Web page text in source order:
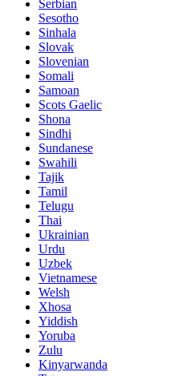
Serbian
Sesotho
Sinhala
Slovak
Slovenian
Somali
Samoan
Scots Gaelic
Shona
Sindhi
Sundanese
Swahili
Tajik
Tamil
Telugu
Thai
Ukrainian
Urdu
Uzbek
Vietnamese
Welsh
Xhosa
Yiddish
Yoruba
Zulu
Kinyarwanda